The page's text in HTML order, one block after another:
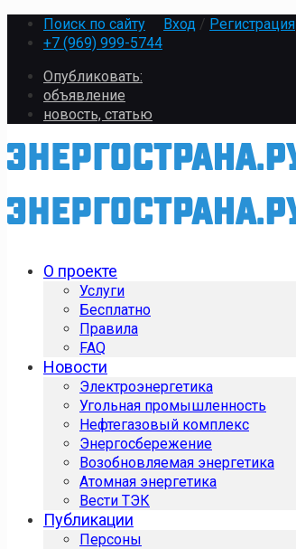
Поиск по сайту Вход / Регистрация
+7 (969) 999-5744
Опубликовать:
объявление
новость, статью
О проекте
Услуги
Бесплатно
Правила
FAQ
Новости
Электроэнергетика
Угольная промышленность
Нефтегазовый комплекс
Энергосбережение
Возобновляемая энергетика
Атомная энергетика
Вести ТЭК
Публикации
Персоны